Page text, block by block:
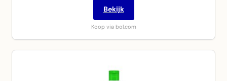
Bekijk
Koop via bol.com